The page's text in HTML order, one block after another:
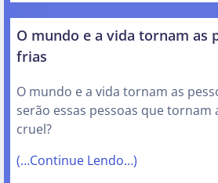
O mundo e a vida tornam as
frias
O mundo e a vida tornam as
serão essas pessoas que tornam
cruel?
(…Continue Lendo…)